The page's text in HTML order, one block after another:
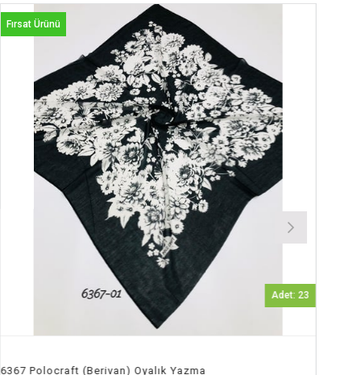
Adet: 23
6368 Polocraft (Berivan) Oyalık Yazma
Fırsat Ürünü